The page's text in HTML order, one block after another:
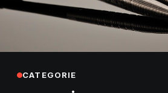
CATEGORIE